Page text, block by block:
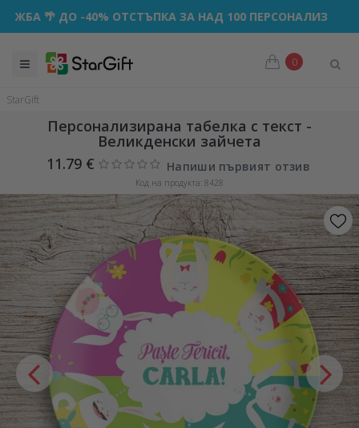
40% ОТСТЪПКА ЗА НАД 100 ПЕРСОНАЛИЗИРАНИ
0
StarGift
Персонализирана табелка с текст -
Великденски зайчета
11.79 €
Напиши първият отзив
Код на продукта: 8428